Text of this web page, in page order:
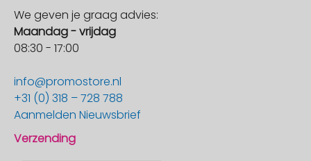
We geven je graag advies:
Maandag - vrijdag
08:30 - 17:00
info@promostore.nl
+31 (0) 318 – 728 788
Aanmelden Nieuwsbrief
Verzending